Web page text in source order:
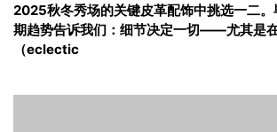
2025秋冬秀场的关键皮革配饰中挑选一二
期趋势告诉我们：细节决定一切——尤其是
（eclectic